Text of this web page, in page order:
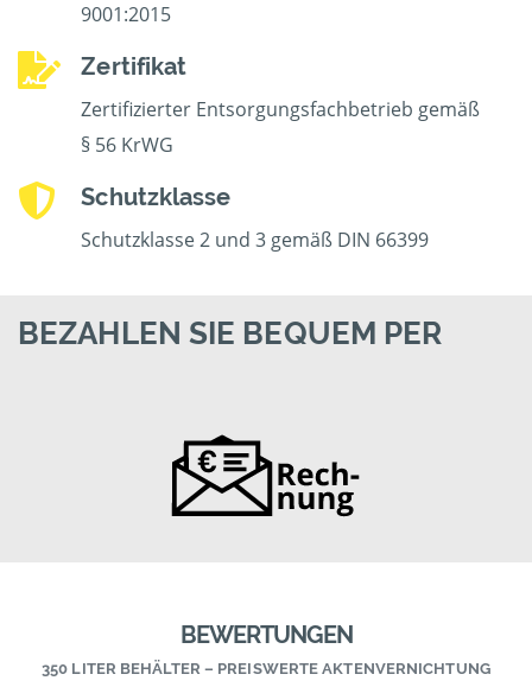
9001:2015
Zertifikat
Zertifizierter Entsorgungsfachbetrieb gemäß
§ 56 KrWG
Schutzklasse
Schutzklasse 2 und 3 gemäß DIN 66399
BEZAHLEN SIE BEQUEM PER
BEWERTUNGEN
350 LITER BEHÄLTER – PREISWERTE AKTENVERNICHTUNG